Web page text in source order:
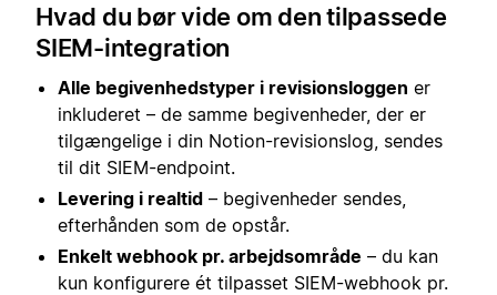
Hvad du bør vide om den tilpassede
SIEM-integration
Alle begivenhedstyper i revisionsloggen er
inkluderet – de samme begivenheder, der er
tilgængelige i din Notion-revisionslog, sendes
til dit SIEM-endpoint.
Levering i realtid – begivenheder sendes,
efterhånden som de opstår.
Enkelt webhook pr. arbejdsområde – du kan
kun konfigurere ét tilpasset SIEM-webhook pr.